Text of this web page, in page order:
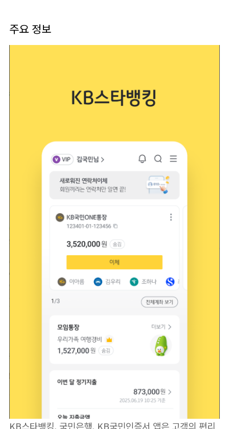
주요 정보
KB스타뱅킹, 국민은행, KB국민인증서 앱은 고객의 편리